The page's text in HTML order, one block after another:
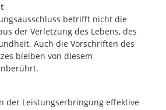
betrifft nicht die
der Verletzung des Lebens, des
Auch die Vorschriften des
bleiben von diesem
der Leistungserbringung effektive